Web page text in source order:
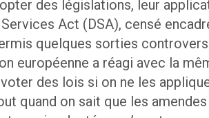
des législations, leur
Act (DSA), censé
quelques sorties
européenne a réagi avec la
des lois si on ne les applique
quand on sait que les